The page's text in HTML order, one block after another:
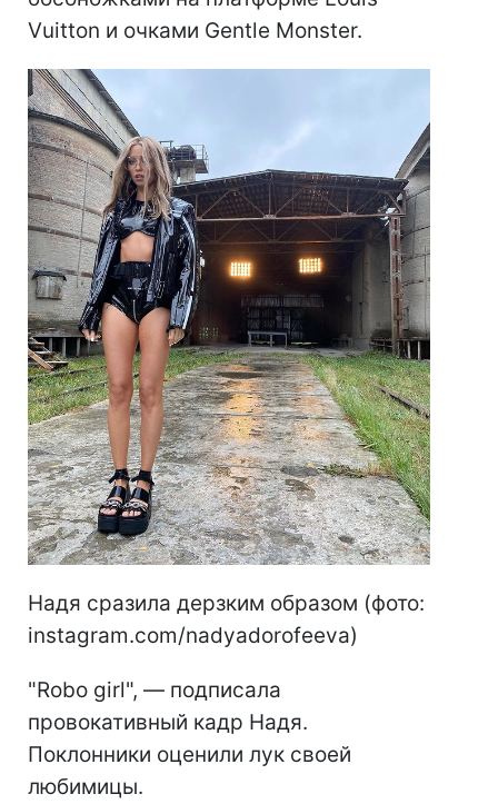
Vuitton и очками Gentle Monster.
Надя сразила дерзким образом (фото:
instagram.com/nadyadorofeeva)
"Robo girl", — подписала
провокативный кадр Надя.
Поклонники оценили лук своей
любимицы.